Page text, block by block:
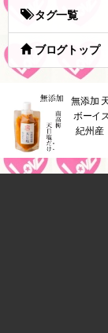
タグ一覧
ブログトップ
無添加
ボーイ
紀州産